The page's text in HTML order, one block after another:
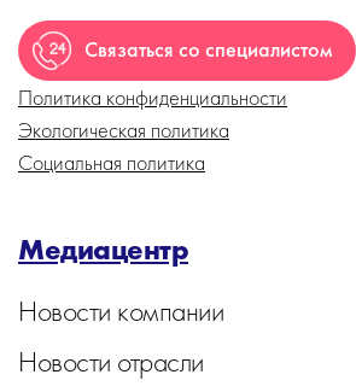
Связаться со специалистом
Политика конфиденциальности
Экологическая политика
Социальная политика
Медиацентр
Новости компании
Новости отрасли